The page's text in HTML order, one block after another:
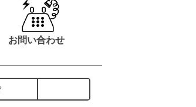
お問い合わせ